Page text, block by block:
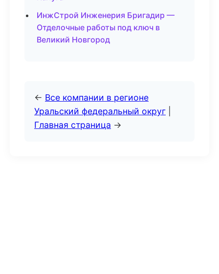
ИнжСтрой Инженерия Бригадир —
Отделочные работы под ключ в
Великий Новгород
← Все компании в регионе
Уральский федеральный округ
Главная страница →